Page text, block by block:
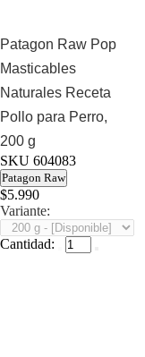
Patagon Raw Pop
Masticables
Naturales Receta
Pollo para Perro,
200 g
SKU 604083
Patagon Raw
$5.990
Variante:
Cantidad: